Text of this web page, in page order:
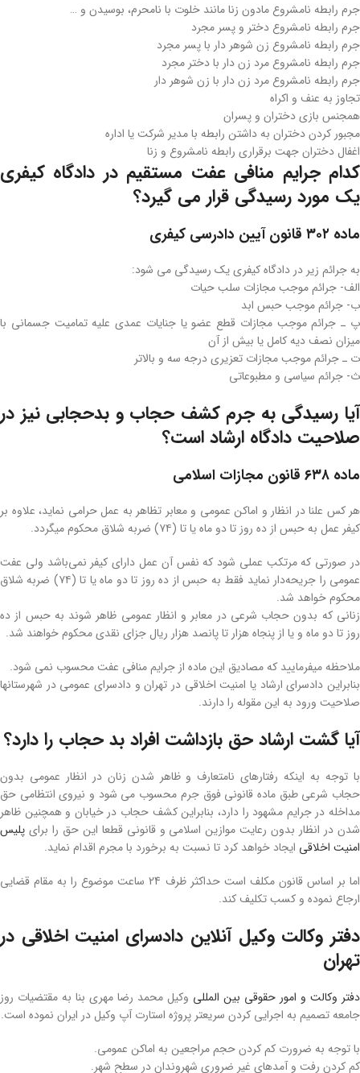
جرم رابطه نامشروع مادون زنا مانند خلوت با نامحرم، بوسیدن و …
جرم رابطه نامشروع دختر و پسر مجرد
جرم رابطه نامشروع زن شوهر دار با پسر مجرد
جرم رابطه نامشروع مرد زن دار با دختر مجرد
جرم رابطه نامشروع مرد زن دار با زن شوهر دار
تجاوز به عنف و اکراه
همجنس بازی دختران و پسران
مجبور کردن دختران به داشتن رابطه با مدیر شرکت یا اداره
اغفال دختران جهت برقراری رابطه نامشروع و زنا
کدام جرایم منافی عفت مستقیم در دادگاه کیفری
یک مورد رسیدگی قرار می گیرد؟
ماده ۳۰۲ قانون آیین دادرسی کیفری
به جرائم زیر در دادگاه کیفری یک رسیدگی می شود:
الف- جرائم موجب مجازات سلب حیات
ب- جرائم موجب حبس ابد
پ ـ جرائم موجب مجازات قطع عضو یا جنایات عمدی علیه تمامیت جسمانی با
میزان نصف دیه کامل یا بیش از آن
ت ـ جرائم موجب مجازات تعزیری درجه سه و بالاتر
ث- جرائم سیاسی و مطبوعاتی
آیا رسیدگی به جرم کشف حجاب و بدحجابی نیز در
صلاحیت دادگاه ارشاد است؟
ماده ۶۳۸ قانون مجازات اسلامی
هر کس علنا در انظار و اماکن عمومی و معابر تظاهر به عمل حرامی نماید، علاوه بر
کیفر عمل به حبس از ده روز تا دو ماه یا تا (۷۴)‌ ضربه شلاق محکوم میگردد.
در صورتی که مرتکب عملی شود که نفس آن عمل دارای کیفر نمی‌باشد ولی عفت
عمومی را جریحه‌دار نماید فقط به حبس از ده روز تا دو ماه یا تا (۷۴) ضربه شلاق
محکوم خواهد شد.
زنانی که بدون حجاب شرعی در معابر و انظار عمومی ظاهر شوند به حبس از ده
روز تا دو ماه و یا از پنجاه هزار تا پانصد هزار ریال جزای‌ نقدی محکوم خواهند شد.
ملاحظه میفرمایید که مصادیق این ماده از جرایم منافی عفت محسوب نمی شود.
بنابراین دادسرای ارشاد یا امنیت اخلاقی در تهران و دادسرای عمومی در شهرستانها
صلاحیت ورود به این مقوله را دارند.
آیا گشت ارشاد حق بازداشت افراد بد حجاب را دارد؟
با توجه به اینکه رفتارهای نامتعارف و ظاهر شدن زنان در انظار عمومی بدون
حجاب شرعی طبق ماده قانونی فوق جرم محسوب می شود و نیروی انتظامی حق
مداخله در جرایم مشهود را دارد، بنابراین کشف حجاب در خیابان و همچنین ظاهر
شدن در انظار بدون رعایت موازین اسلامی و قانونی قطعا این حق را برای پلیس
امنیت اخلاقی ایجاد خواهد کرد تا نسبت به برخورد با مجرم اقدام نماید.
اما بر اساس قانون مکلف است حداکثر ظرف 24 ساعت موضوع را به مقام قضایی
ارجاع نموده و کسب تکلیف کند.
دفتر وکالت وکیل آنلاین دادسرای امنیت اخلاقی در
تهران
دفتر وکالت و امور حقوقی بین المللی وکیل محمد رضا مهری بنا به مقتضیات روز
جامعه تصمیم به اجرایی کردن سریعتر پروژه استارت آپ وکیل در ایران نموده است.
با توجه به ضرورت کم کردن حجم مراجعین به اماکن عمومی.
کم کردن رفت و آمدهای غیر ضروری شهروندان در سطح شهر.